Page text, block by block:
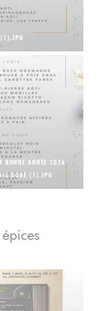
BONNE ANNÉE 2026
DORÉ (1).JPG